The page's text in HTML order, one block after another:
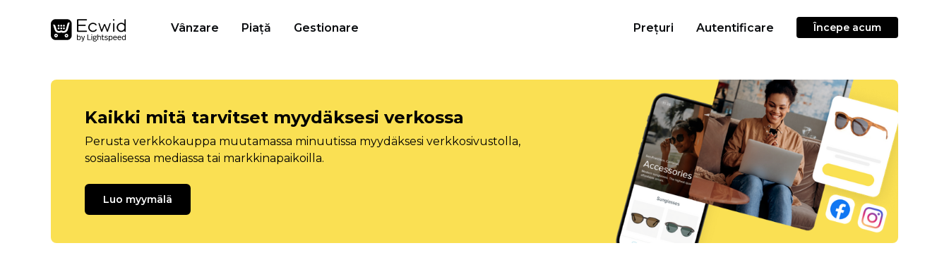
Vânzare Piață Gestionare Prețuri Autentificare Începe acum
Kaikki mitä tarvitset myydäksesi verkossa
Perusta verkkokauppa muutamassa minuutissa myydäksesi verkkosivustolla,
sosiaalisessa mediassa tai markkinapaikoilla.
Luo myymälä